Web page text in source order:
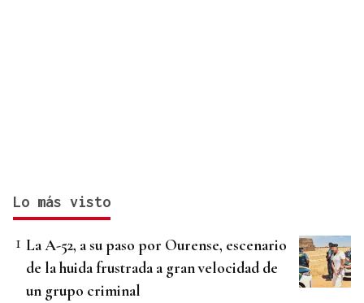
Lo más visto
La A-52, a su paso por Ourense, escenario
de la huida frustrada a gran velocidad de
un grupo criminal